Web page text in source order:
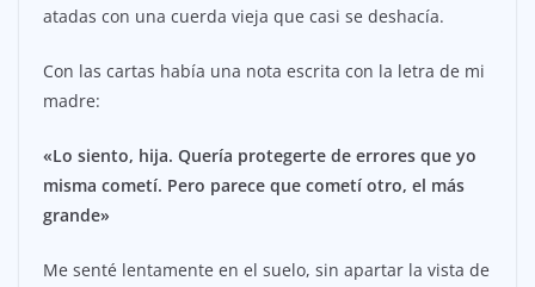
atadas con una cuerda vieja que casi se deshacía.
Con las cartas había una nota escrita con la letra de mi
madre:
«Lo siento, hija. Quería protegerte de errores que yo
misma cometí. Pero parece que cometí otro, el más
grande»
Me senté lentamente en el suelo, sin apartar la vista de